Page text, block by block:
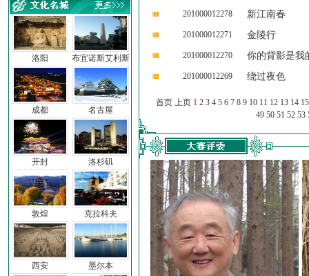
洛阳
成都
开封
敦煌
西安
布宜诺斯艾利斯
名古屋
洛杉矶
克拉科夫
墨尔本
201000012278 新江南春
201000012271 金陵行
201000012270 你的背影是我
201000012269 绕过夜色
首页 上页 1 2 3 4 5 6 7 8 9 10 11 12 13 14 15
49 50 51 52 53